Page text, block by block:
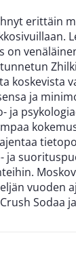
erittäin
koskevista
ja
ja
ja
vuoden
Sodaa